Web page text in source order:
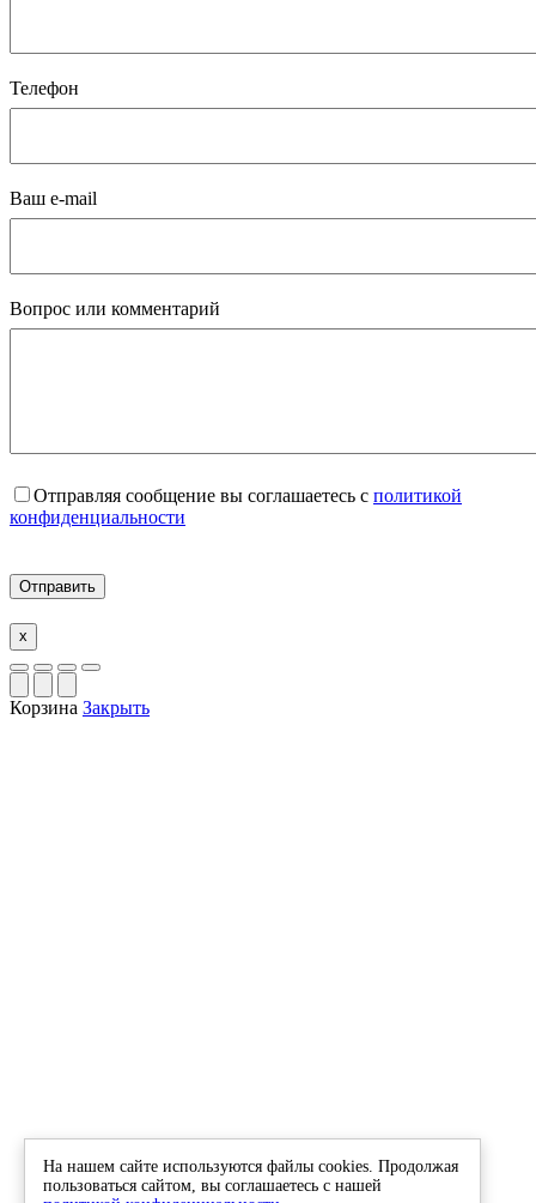
Телефон
Ваш e-mail
Вопрос или комментарий
Отправляя сообщение вы соглашаетесь с политикой
конфиденциальности
x
Корзина Закрыть
На нашем сайте используются файлы cookies. Продолжая
пользоваться сайтом, вы соглашаетесь с нашей